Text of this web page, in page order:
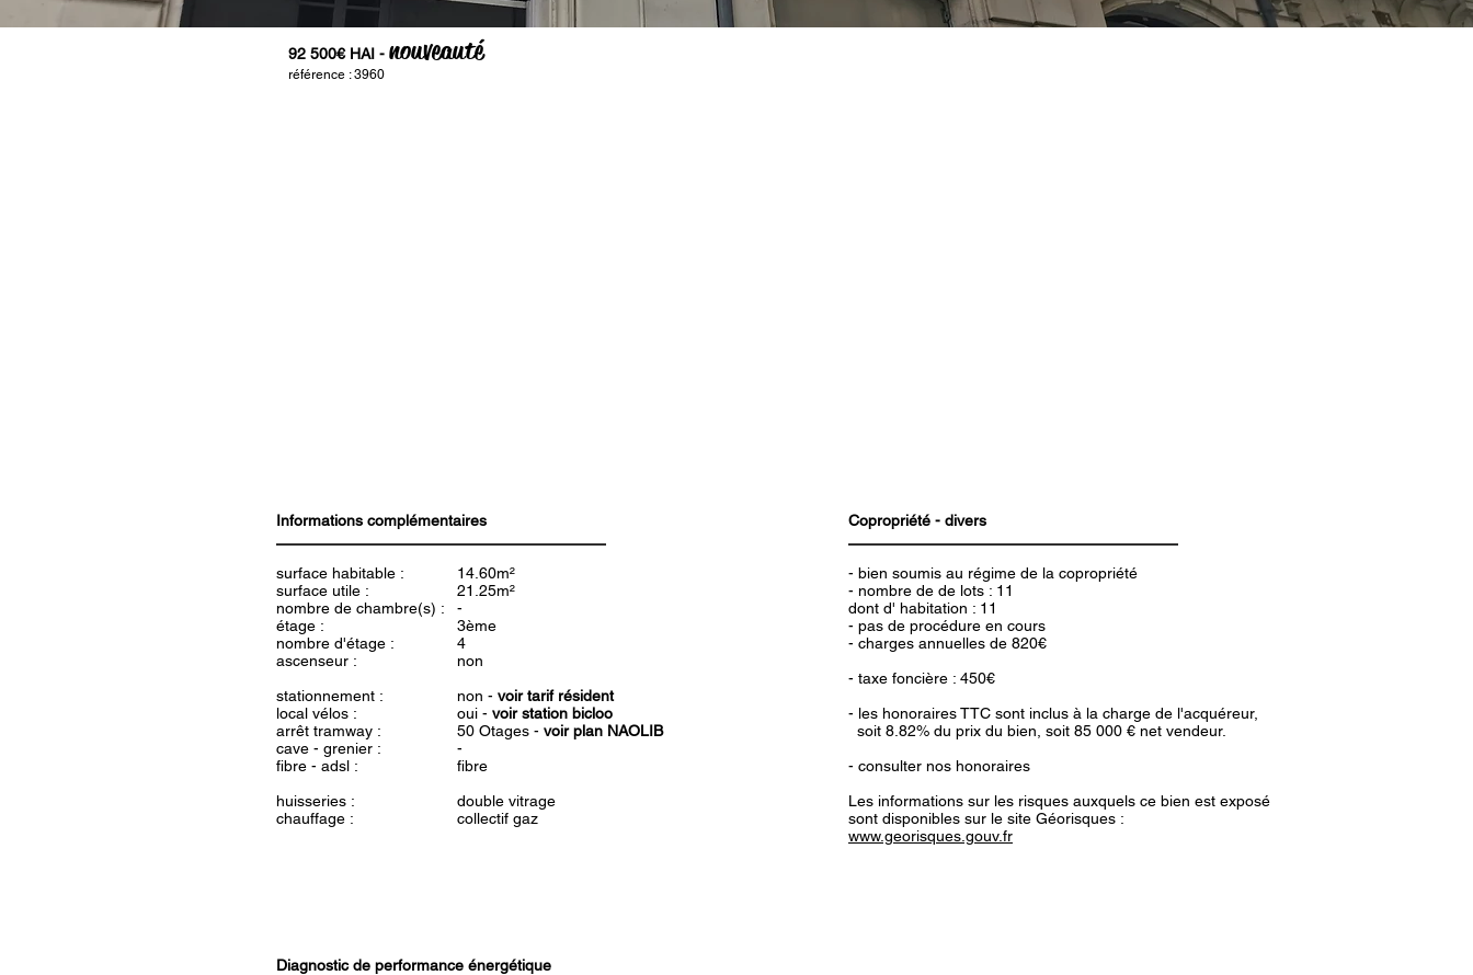
92 500€ HAI - nouveauté
référence : 3960
Informations complémentaires
surface habitable :
surface utile :
nombre de chambre(s) :
étage :
nombre d'étage :
ascenseur :
stationnement :
local vélos :
arrêt tramway :
cave - grenier :
fibre - adsl :
huisseries :
chauffage :
14.60m²
21.25m²
-
3ème
4
non
non - voir tarif résident
oui - voir station bicloo
50 Otages - voir plan NAOLIB
-
fibre
double vitrage
collectif gaz
Copropriété - divers
- bien soumis au régime de la copropriété
- nombre de de lots : 11
dont d' habitation : 11
- pas de procédure en cours
- charges annuelles de 820€
- taxe foncière : 450€
- les honoraires TTC sont inclus à la charge de l'acquéreur,
soit 8.82% du prix du bien, soit 85 000 € net vendeur.
- consulter nos honoraires
Les informations sur les risques auxquels ce bien est exposé
sont disponibles sur le site Géorisques :
www.georisques.gouv.fr
Diagnostic de performance énergétique